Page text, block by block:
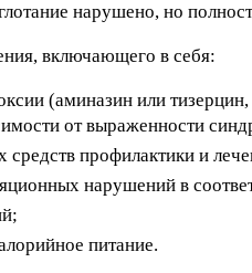
нарушено, но
включающего в себя:
(аминазин или
от выраженности
профилактики и
нарушений в
питание.